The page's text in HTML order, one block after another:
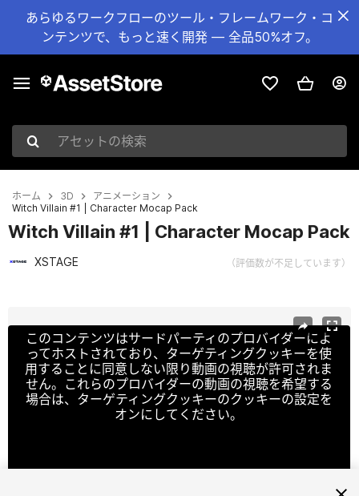
あらゆるワークフローのツール・フレームワーク・コ
ンテンツで、もっと速く開発 — 全品50%オフ。
アセットの検索
ホーム 3D
アニメーション
Witch Villain #1 | Character Mocap Pack
Witch Villain #1 | Character Mocap Pack
XSTAGE （評価数が不足しています）
このコンテンツはサードパーティのプロバイダーによ
ってホストされており、ターゲティングクッキーを使
用することに同意しない限り動画の視聴が許可されま
せん。これらのプロバイダーの動画の視聴を希望する
場合は、ターゲティングクッキーのクッキーの設定を
オンにしてください。